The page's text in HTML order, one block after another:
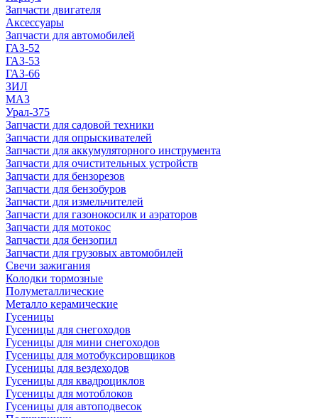
Запчасти двигателя
Аксессуары
Запчасти для автомобилей
ГАЗ-52
ГАЗ-53
ГАЗ-66
ЗИЛ
МАЗ
Урал-375
Запчасти для садовой техники
Запчасти для опрыскивателей
Запчасти для аккумуляторного инструмента
Запчасти для очистительных устройств
Запчасти для бензорезов
Запчасти для бензобуров
Запчасти для измельчителей
Запчасти для газонокосилк и аэраторов
Запчасти для мотокос
Запчасти для бензопил
Запчасти для грузовых автомобилей
Свечи зажигания
Колодки тормозные
Полуметаллические
Металло керамические
Гусеницы
Гусеницы для снегоходов
Гусеницы для мини снегоходов
Гусеницы для мотобуксировщиков
Гусеницы для вездеходов
Гусеницы для квадроциклов
Гусеницы для мотоблоков
Гусеницы для автоподвесок